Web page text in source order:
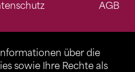
über die
sowie Ihre Rechte als
AGB